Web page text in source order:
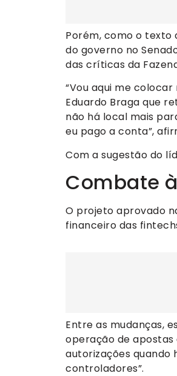
Porém, como o
do governo no
das críticas da
“Vou aqui me
Eduardo Braga que
não há local mais
eu pago a conta”,
Com a sugestão do
Combate
O projeto aprovado
financeiro das
Entre as mudanças,
operação de apostas
autorizações quando
controladores”.